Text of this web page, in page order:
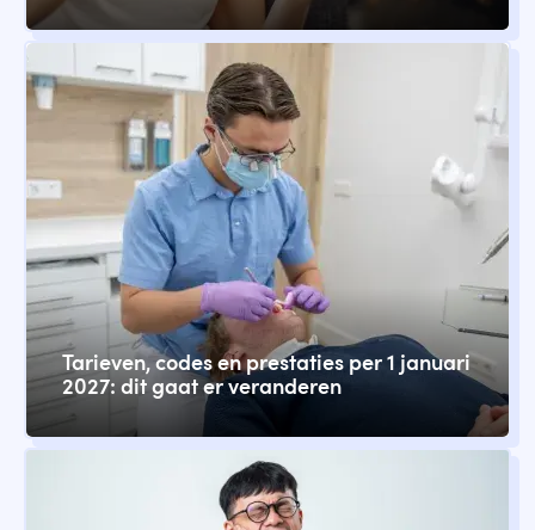
Tarieven, codes en prestaties per 1 januari
2027: dit gaat er veranderen